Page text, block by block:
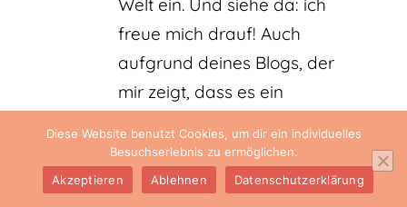
Welt ein. Und siehe da: ich
freue mich drauf! Auch
aufgrund deines Blogs, der
mir zeigt, dass es ein
Lehrerinnen wie du sind so
wichtig für die Kinder.
Diese Website benutzt Cookies, um dir ein individuelles
Besuchserlebnis zu ermöglichen.
Akzeptieren
Ablehnen Datenschutzerklärung